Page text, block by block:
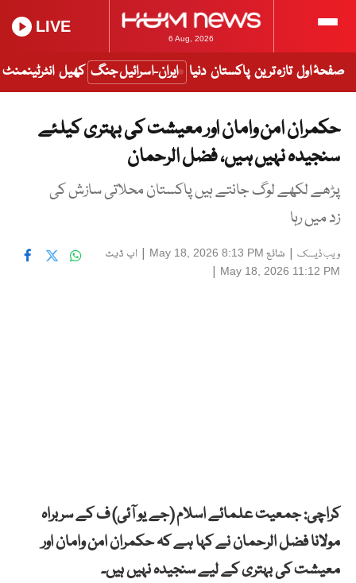
6 Aug, 2026
LIVE
صفحۂ اول تازہ ترین پاکستان دنیا ایران-اسرائیل جنگ کھیل انٹرٹینمنٹ
حکمران امن وامان اور معیشت کی بہتری کیلئے
سنجیدہ نہیں ہیں، فضل الرحمان
پڑھے لکھے لوگ جانتے ہیں پاکستان محلاتی سازش کی
زد میں رہا
ویب ڈیسک | شائع May 18, 2026 8:13 PM
| اپ ڈیٹ
May 18, 2026 11:12 PM
|
کراچی: جمعیت علمائے اسلام (جے یو آئی) ف کے سربراہ
مولانا فضل الرحمان نے کہا ہے کہ حکمران امن وامان اور
معیشت کی بہتری کے لیے سنجیدہ نہیں ہیں۔